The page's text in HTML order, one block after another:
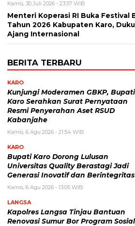
Kamis, 30 Juli 2026 - 23:57 WIB
Menteri Koperasi RI Buka Festival
Tahun 2026 Kabupaten Karo,
Ajang Internasional
BERITA TERBARU
KARO
Kunjungi Moderamen GBKP, Bupati
Karo Serahkan Surat Pernyataan
Resmi Penyerahan Aset RSUD
Kabanjahe
Kamis, 6 Agu 2026 - 21:54 WIB
KARO
Bupati Karo Dorong Lulusan
Universitas Quality Berastagi Jadi
Generasi Inovatif dan Berintegritas
Kamis, 6 Agu 2026 - 13:05 WIB
LANGSA
Kapolres Langsa Tinjau Bantuan
Renovasi Sumur Bor Program Sosial